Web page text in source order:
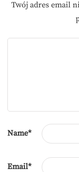
Twój adres email
Name*
Email*